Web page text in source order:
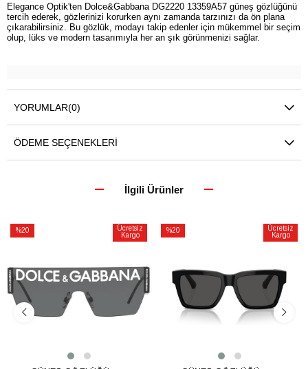
Elegance Optik'ten Dolce&Gabbana DG2220 13359A57 güneş gözlüğünü
tercih ederek, gözlerinizi korurken aynı zamanda tarzınızı da ön plana
çıkarabilirsiniz. Bu gözlük, modayı takip edenler için mükemmel bir seçim
olup, lüks ve modern tasarımıyla her an şık görünmenizi sağlar.
YORUMLAR(0)
ÖDEME SEÇENEKLERI
İlgili Ürünler
%20
Ücretsiz
Kargo
%20
Ücretsiz
Kargo